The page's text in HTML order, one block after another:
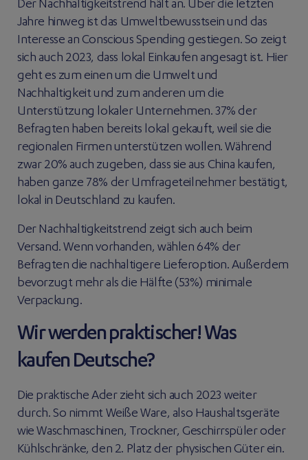
Der Nachhaltigkeitstrend hält an. Über die letzten
Jahre hinweg ist das Umweltbewusstsein und das
Interesse an Conscious Spending gestiegen. So zeigt
sich auch 2023, dass lokal Einkaufen angesagt ist. Hier
geht es zum einen um die Umwelt und
Nachhaltigkeit und zum anderen um die
Unterstützung lokaler Unternehmen. 37% der
Befragten haben bereits lokal gekauft, weil sie die
regionalen Firmen unterstützen wollen. Während
zwar 20% auch zugeben, dass sie aus China kaufen,
haben ganze 78% der Umfrageteilnehmer bestätigt,
lokal in Deutschland zu kaufen.
Der Nachhaltigkeitstrend zeigt sich auch beim
Versand. Wenn vorhanden, wählen 64% der
Befragten die nachhaltigere Lieferoption. Außerdem
bevorzugt mehr als die Hälfte (53%) minimale
Verpackung.
Wir werden praktischer! Was
kaufen Deutsche?
Die praktische Ader zieht sich auch 2023 weiter
durch. So nimmt Weiße Ware, also Haushaltsgeräte
wie Waschmaschinen, Trockner, Geschirrspüler oder
Kühlschränke, den 2. Platz der physischen Güter ein.